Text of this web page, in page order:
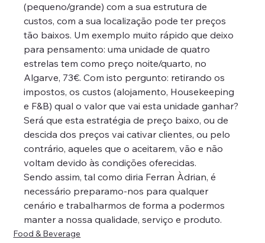
(pequeno/grande) com a sua estrutura de
custos, com a sua localização pode ter preços
tão baixos. Um exemplo muito rápido que deixo
para pensamento: uma unidade de quatro
estrelas tem como preço noite/quarto, no
Algarve, 73€. Com isto pergunto: retirando os
impostos, os custos (alojamento, Housekeeping
e F&B) qual o valor que vai esta unidade ganhar?
Será que esta estratégia de preço baixo, ou de
descida dos preços vai cativar clientes, ou pelo
contrário, aqueles que o aceitarem, vão e não
voltam devido às condições oferecidas.
Sendo assim, tal como diria Ferran Àdrian, é
necessário preparamo-nos para qualquer
cenário e trabalharmos de forma a podermos
manter a nossa qualidade, serviço e produto.
Food & Beverage